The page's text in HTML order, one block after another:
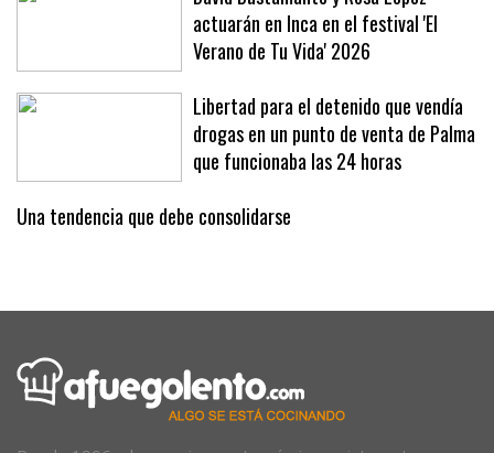
David Bustamante y Rosa López
actuarán en Inca en el festival 'El
Verano de Tu Vida' 2026
Libertad para el detenido que vendía
drogas en un punto de venta de Palma
que funcionaba las 24 horas